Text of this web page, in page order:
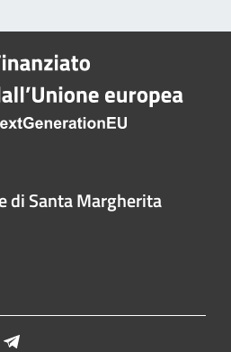
di Santa Margherita